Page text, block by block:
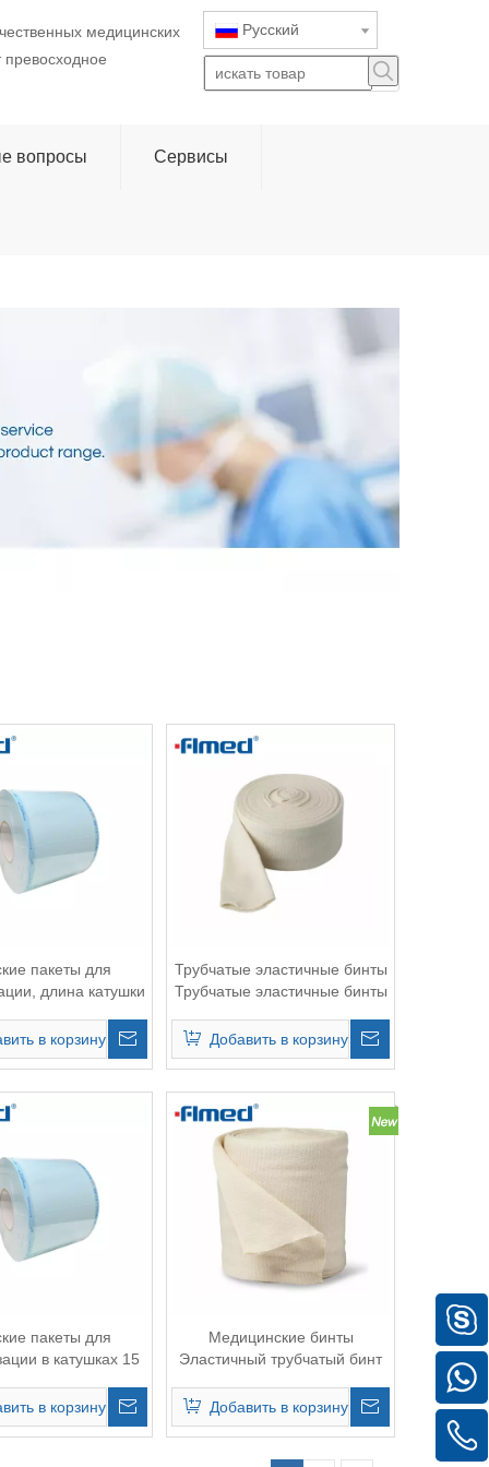
медицинских
Pусский
вопросы Сервисы
пакеты для
длина катушки
в корзину
Трубчатые эластичные бинты
Трубчатые эластичные бинты
Добавить в корзину
пакеты для
в катушках 15
в корзину
Медицинские бинты
Эластичный трубчатый бинт
Добавить в корзину